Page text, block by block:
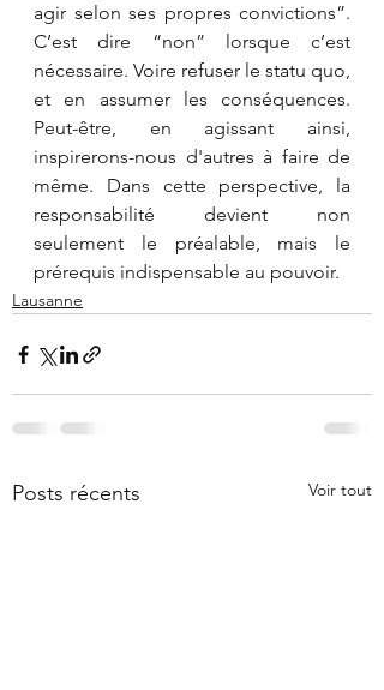
agir selon ses propres convictions”.
C’est dire “non” lorsque c’est
nécessaire. Voire refuser le statu quo,
et en assumer les conséquences.
Peut-être, en agissant ainsi,
inspirerons-nous d'autres à faire de
même. Dans cette perspective, la
responsabilité devient non
seulement le préalable, mais le
prérequis indispensable au pouvoir.
Lausanne
Posts récents Voir tout